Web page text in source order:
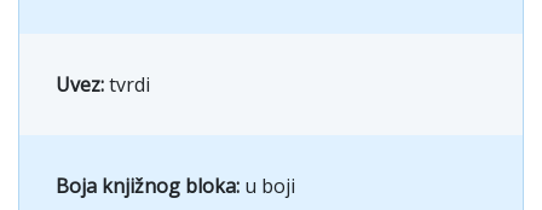
Uvez:tvrdi
Boja knjižnog bloka: u boji